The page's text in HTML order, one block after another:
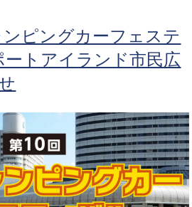
ピングカーフェステ
ートアイランド市民広